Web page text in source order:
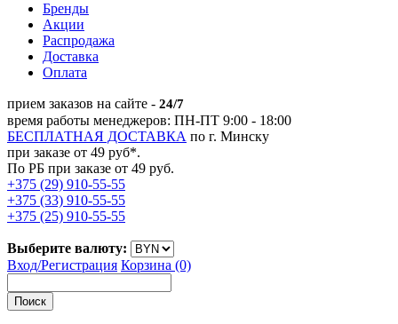
Бренды
Акции
Распродажа
Доставка
Оплата
прием заказов на сайте - 24/7
время работы менеджеров: ПН-ПТ 9:00 - 18:00
БЕСПЛАТНАЯ ДОСТАВКА по г. Минску
при заказе от 49 руб*.
По РБ при заказе от 49 руб.
+375 (29) 910-55-55
+375 (33) 910-55-55
+375 (25) 910-55-55
Выберите валюту:
Вход/Регистрация Корзина (0)
Поиск